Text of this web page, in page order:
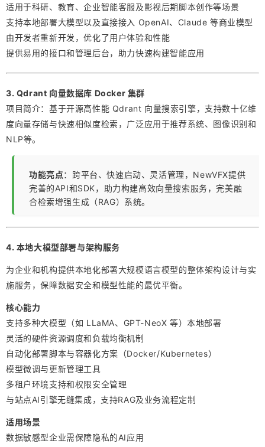
适用于科研、教育、企业智能客服及影视后期脚本创作等场景
支持本地部署大模型以及直接接入 OpenAI、Claude 等商业模型
由开发者重新开发，优化了用户体验和性能
提供易用的接口和管理后台，助力快速构建智能应用
3. Qdrant 向量数据库 Docker 集群
项目简介：基于开源高性能 Qdrant 向量搜索引擎，支持数十亿维
度向量存储与快速相似度检索，广泛应用于推荐系统、图像识别和
NLP等。
功能亮点：跨平台、快速启动、灵活管理，NewVFX提供
完善的API和SDK，助力构建高效向量搜索服务，完美融
合检索增强生成（RAG）系统。
4. 本地大模型部署与架构服务
为企业和机构提供本地化部署大规模语言模型的整体架构设计与实
施服务，保障数据安全和模型性能的最优平衡。
核心能力
支持多种大模型（如 LLaMA、GPT-NeoX 等）本地部署
灵活的硬件资源调度和负载均衡机制
自动化部署脚本与容器化方案（Docker/Kubernetes）
模型微调与更新管理工具
多租户环境支持和权限安全管理
与站点AI引擎无缝集成，支持RAG及业务流程定制
适用场景
数据敏感型企业需保障隐私的AI应用